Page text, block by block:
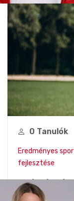
0 Tanulók
Eredményes
fejlesztése
A képzés
meg a